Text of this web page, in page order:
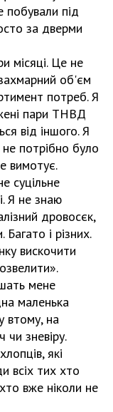
побували під
за дверми
місяці. Це не
об'єм
потреб. Я
пари ТНВД
від іншого. Я
не потрібно було
вимотує.
суцільне
Я не знаю
дровосєк,
Багато і різних.
вискочити
мене
маленька
втому, на
чи зневіру.
які
всіх тих хто
вже ніколи не